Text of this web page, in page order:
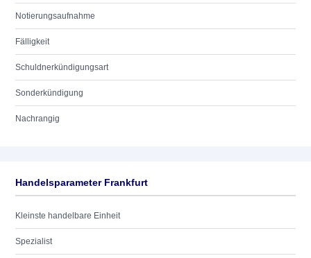
Notierungsaufnahme
Fälligkeit
Schuldnerkündigungsart
Sonderkündigung
Nachrangig
Handelsparameter Frankfurt
Kleinste handelbare Einheit
Spezialist